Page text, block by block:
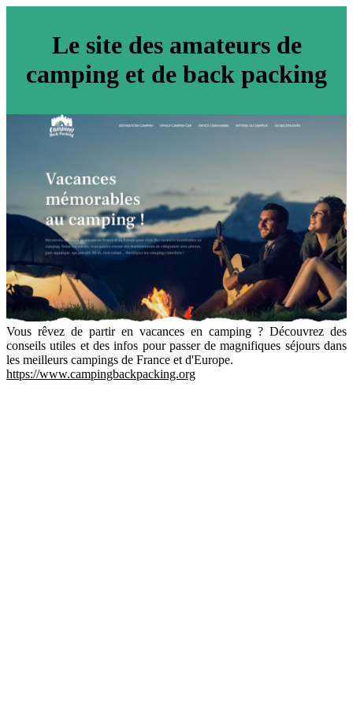
Le site des amateurs de
camping et de back packing
Vous rêvez de partir en vacances en camping ? Découvrez des
conseils utiles et des infos pour passer de magnifiques séjours dans
les meilleurs campings de France et d'Europe.
https://www.campingbackpacking.org